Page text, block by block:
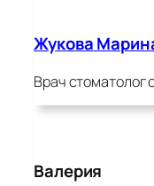
Жукова
Врач стоматолог
Валерия